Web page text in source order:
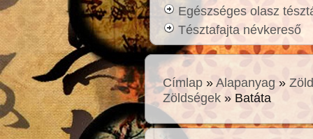
Egészséges olasz
Tésztafajta névkereső
Címlap »Alapanyag »
Zöldségek » Batáta